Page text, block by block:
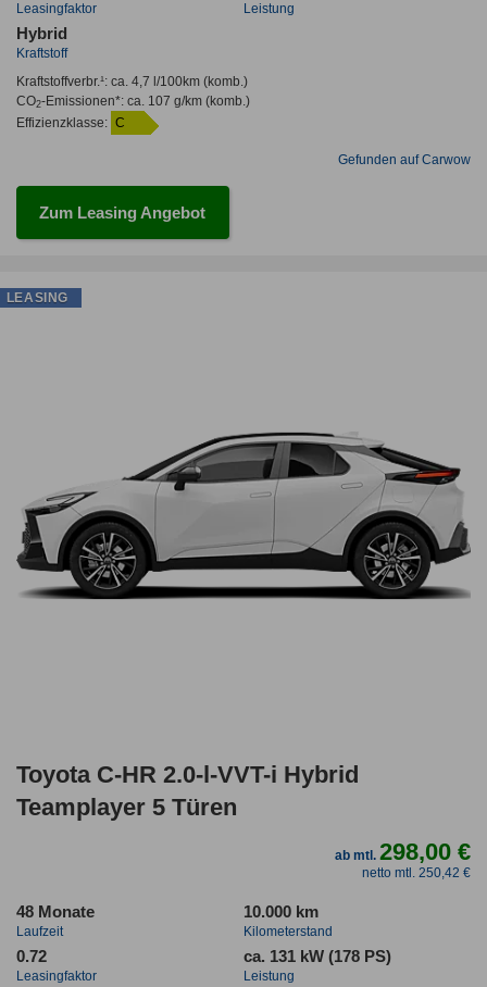
Leasingfaktor Leistung
Hybrid
Kraftstoff
Kraftstoffverbr.¹: ca. 4,7 l/100km(komb.)
CO2-Emissionen*: ca. 107 g/km(komb.)
Effizienzklasse: C
Gefunden auf Carwow
Zum Leasing Angebot
Toyota C-HR 2.0-l-VVT-i Hybrid
Teamplayer 5 Türen
ab mtl.298,00 €
netto mtl. 250,42 €
48 Monate
Laufzeit
10.000 km
Kilometerstand
0.72
Leasingfaktor
ca. 131 kW (178 PS)
Leistung
LEASING